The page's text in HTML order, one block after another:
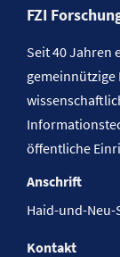
FZI
Seit 40 Jahren
gemeinnützige
öffentliche
Anschrift
Haid-und-Neu-
Kontakt